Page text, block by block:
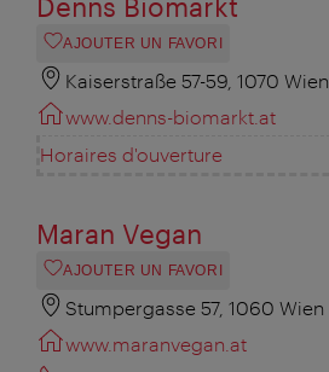
AJOUTER UN FAVORI
Kaiserstraße 57-59, 1070 Wien
www.denns-biomarkt.at
Horaires d'ouverture
Maran Vegan
AJOUTER UN FAVORI
Stumpergasse 57, 1060 Wien
www.maranvegan.at